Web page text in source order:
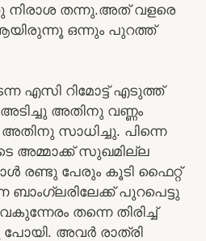
തന്നു.അത് വളരെ
ഒന്നും പുറത്ത്
എസി റിമോട്ട് എടുത്ത്
അതിനു വണ്ണം
സാധിച്ചു. പിന്നെ
അമ്മാക്ക് സുഖമില്ല
രണ്ടു പേരും കൂടി ഫൈറ്റ്
ബാംഗ്ലരിലേക്ക് പുറപെട്ടു
തന്നെ തിരിച്ച്
അവർ രാത്രി